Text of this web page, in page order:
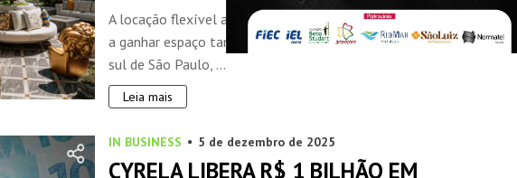
A locação flexível avança no mercado imobiliário brasileiro e começa
a ganhar espaço também no segmento de luxo. Em Moema, na zona
sul de São Paulo, ...
Leia mais
IN BUSINESS 5 de dezembro de 2025
CYRELA LIBERA R$ 1 BILHÃO EM